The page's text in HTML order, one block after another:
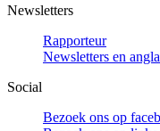
Newsletters
Rapporteur
Newsletters en
Social
Bezoek ons op